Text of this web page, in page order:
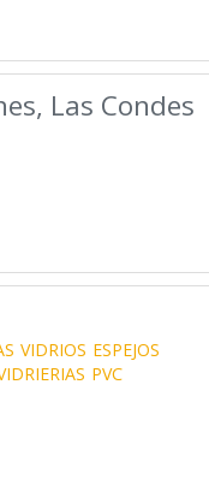
Las Condes
VIDRIOS ESPEJOS
PVC